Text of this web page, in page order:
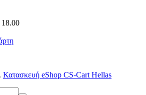
Κατασκευή eShop CS-Cart Hellas